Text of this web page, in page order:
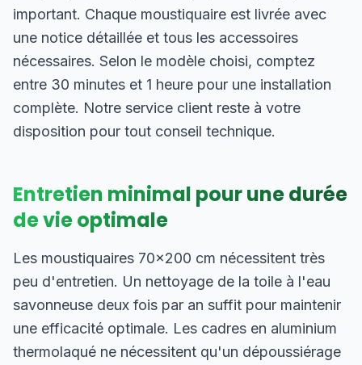
important. Chaque moustiquaire est livrée avec
une notice détaillée et tous les accessoires
nécessaires. Selon le modèle choisi, comptez
entre 30 minutes et 1 heure pour une installation
complète. Notre service client reste à votre
disposition pour tout conseil technique.
Entretien minimal pour une durée
de vie optimale
Les moustiquaires 70×200 cm nécessitent très
peu d'entretien. Un nettoyage de la toile à l'eau
savonneuse deux fois par an suffit pour maintenir
une efficacité optimale. Les cadres en aluminium
thermolaqué ne nécessitent qu'un dépoussiérage